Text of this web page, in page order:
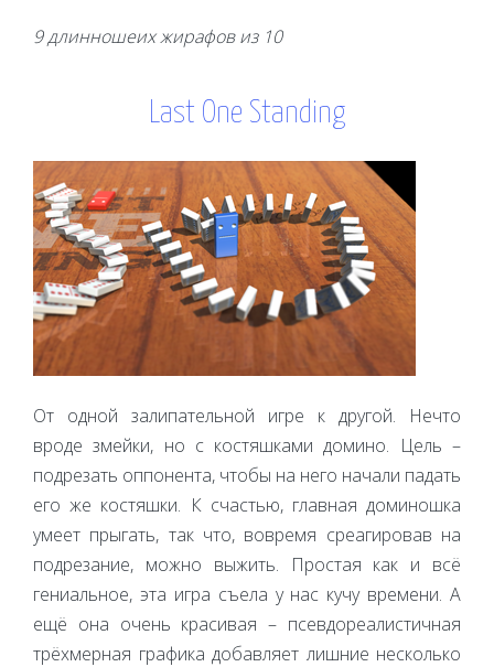
9 длинношеих жирафов из 10
Last One Standing
От одной залипательной игре к другой. Нечто
вроде змейки, но с костяшками домино. Цель –
подрезать оппонента, чтобы на него начали падать
его же костяшки. К счастью, главная доминошка
умеет прыгать, так что, вовремя среагировав на
подрезание, можно выжить. Простая как и всё
гениальное, эта игра съела у нас кучу времени. А
ещё она очень красивая – псевдореалистичная
трёхмерная графика добавляет лишние несколько